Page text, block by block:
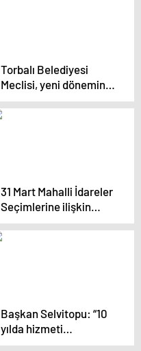
Torbalı Belediyesi
Meclisi, yeni dönemin
ilk meclis toplantısını
gerçekleştirdi
31 Mart Mahalli İdareler
Seçimlerine ilişkin
değerlendirmelerde
bulunan İnegöl
sürdüreceğiz” dedi.
Başkan Selvitopu: “10
yılda hizmeti
önceledik!”